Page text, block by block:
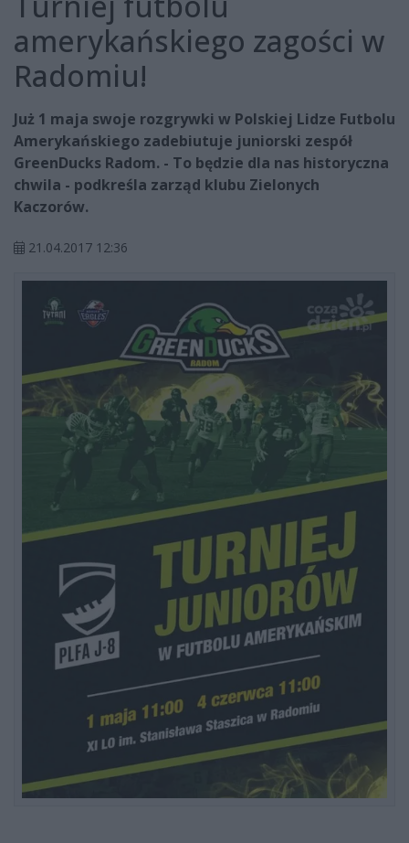
amerykańskiego zagości w
Radomiu!
Już 1 maja swoje rozgrywki w Polskiej Lidze Futbolu
Amerykańskiego zadebiutuje juniorski zespół
GreenDucks Radom. - To będzie dla nas historyczna
chwila - podkreśla zarząd klubu Zielonych
Kaczorów.
21.04.2017 12:36